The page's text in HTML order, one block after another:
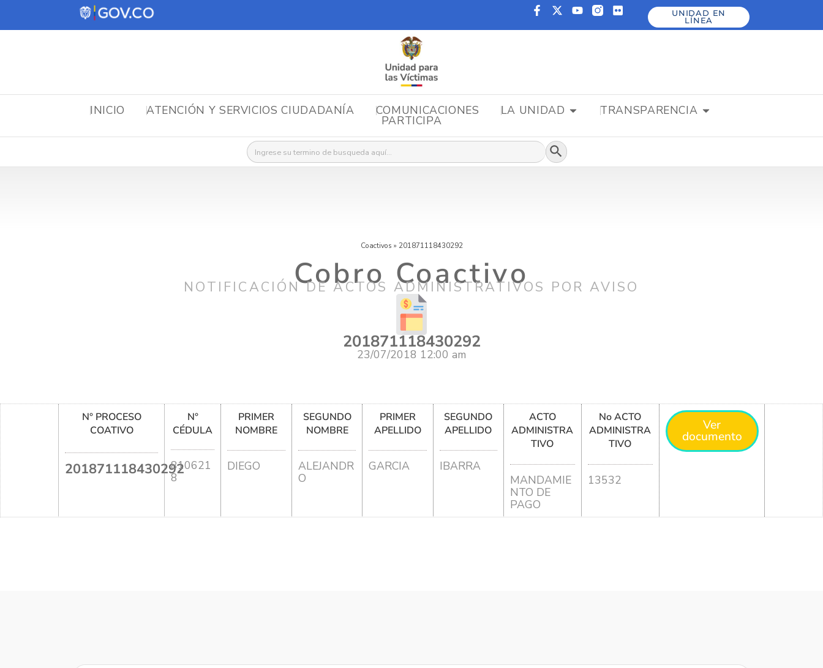
UNIDAD EN
LÍNEA
INICIO ATENCIÓN Y SERVICIOS CIUDADANÍA COMUNICACIONES LA UNIDAD TRANSPARENCIA
PARTICIPA
Buscar: Botón de búsqueda
Coactivos » 201871118430292
Cobro Coactivo
NOTIFICACIÓN DE ACTOS ADMINISTRATIVOS POR AVISO
201871118430292
23/07/2018 12:00 am
N° PROCESO
COATIVO
201871118430292
N°
CÉDULA
810621
8
PRIMER
NOMBRE
DIEGO
SEGUNDO
NOMBRE
ALEJANDR
O
PRIMER
APELLIDO
GARCIA
SEGUNDO
APELLIDO
IBARRA
ACTO
ADMINISTRA
TIVO
MANDAMIE
NTO DE
PAGO
No ACTO
ADMINISTRA
TIVO
13532
Ver
documento